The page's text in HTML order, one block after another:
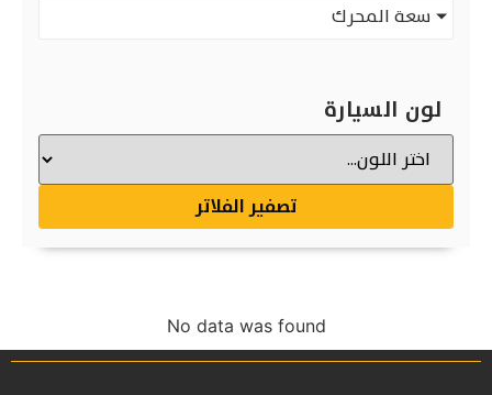
سعة المحرك
لون السيارة
تصفير الفلاتر
No data was found